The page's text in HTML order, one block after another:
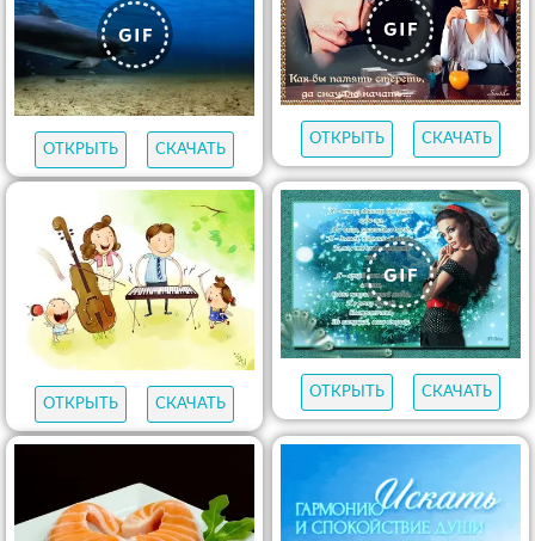
ОТКРЫТЬ СКАЧАТЬ
ОТКРЫТЬ СКАЧАТЬ
ОТКРЫТЬ СКАЧАТЬ
ОТКРЫТЬ СКАЧАТЬ